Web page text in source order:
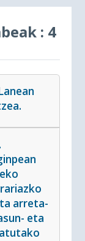
: 4
arreta-
eta